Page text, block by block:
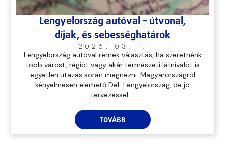
Lengyelország autóval – útvonal,
díjak, és sebességhatárok
2026, 03. 1.
Lengyelország autóval remek választás, ha szeretnénk
több várost, régiót vagy akár természeti látnivalót is
egyetlen utazás során megnézni. Magyarországról
kényelmesen elérhető Dél-Lengyelország, de jó
tervezéssel ...
TOVÁBB